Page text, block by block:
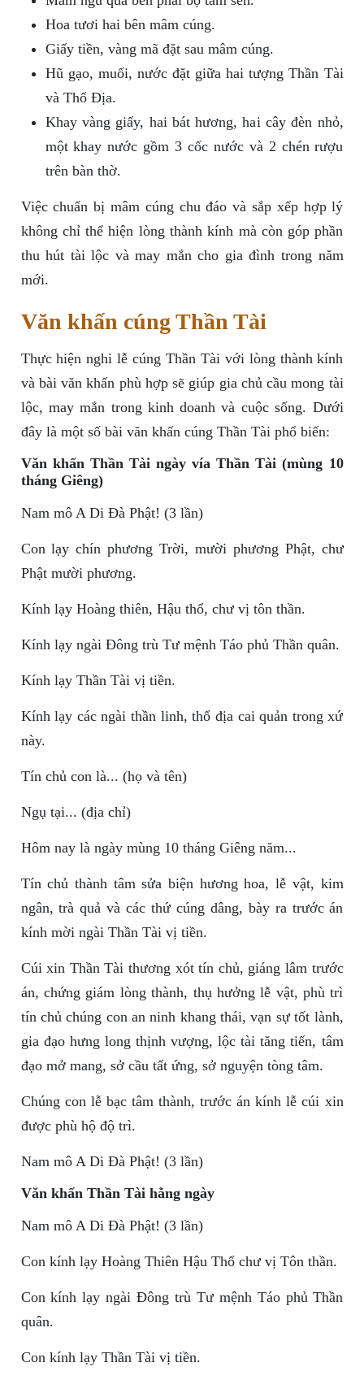
Hoa tươi hai bên mâm cúng.
Giấy tiền, vàng mã đặt sau mâm cúng.
Hũ gạo, muối, nước đặt giữa hai tượng Thần Tài
và Thổ Địa.
Khay vàng giấy, hai bát hương, hai cây đèn nhỏ,
một khay nước gồm 3 cốc nước và 2 chén rượu
trên bàn thờ.
Việc chuẩn bị mâm cúng chu đáo và sắp xếp hợp lý
không chỉ thể hiện lòng thành kính mà còn góp phần
thu hút tài lộc và may mắn cho gia đình trong năm
mới.
Văn khấn cúng Thần Tài
Thực hiện nghi lễ cúng Thần Tài với lòng thành kính
và bài văn khấn phù hợp sẽ giúp gia chủ cầu mong tài
lộc, may mắn trong kinh doanh và cuộc sống. Dưới
đây là một số bài văn khấn cúng Thần Tài phổ biến:
Văn khấn Thần Tài ngày vía Thần Tài (mùng 10
tháng Giêng)
Nam mô A Di Đà Phật! (3 lần)
Con lạy chín phương Trời, mười phương Phật, chư
Phật mười phương.
Kính lạy Hoàng thiên, Hậu thổ, chư vị tôn thần.
Kính lạy ngài Đông trù Tư mệnh Táo phủ Thần quân.
Kính lạy Thần Tài vị tiền.
Kính lạy các ngài thần linh, thổ địa cai quản trong xứ
này.
Tín chủ con là... (họ và tên)
Ngụ tại... (địa chỉ)
Hôm nay là ngày mùng 10 tháng Giêng năm...
Tín chủ thành tâm sửa biện hương hoa, lễ vật, kim
ngân, trà quả và các thứ cúng dâng, bày ra trước án
kính mời ngài Thần Tài vị tiền.
Cúi xin Thần Tài thương xót tín chủ, giáng lâm trước
án, chứng giám lòng thành, thụ hưởng lễ vật, phù trì
tín chủ chúng con an ninh khang thái, vạn sự tốt lành,
gia đạo hưng long thịnh vượng, lộc tài tăng tiến, tâm
đạo mở mang, sở cầu tất ứng, sở nguyện tòng tâm.
Chúng con lễ bạc tâm thành, trước án kính lễ cúi xin
được phù hộ độ trì.
Nam mô A Di Đà Phật! (3 lần)
Văn khấn Thần Tài hằng ngày
Nam mô A Di Đà Phật! (3 lần)
Con kính lạy Hoàng Thiên Hậu Thổ chư vị Tôn thần.
Con kính lạy ngài Đông trù Tư mệnh Táo phủ Thần
quân.
Con kính lạy Thần Tài vị tiền.